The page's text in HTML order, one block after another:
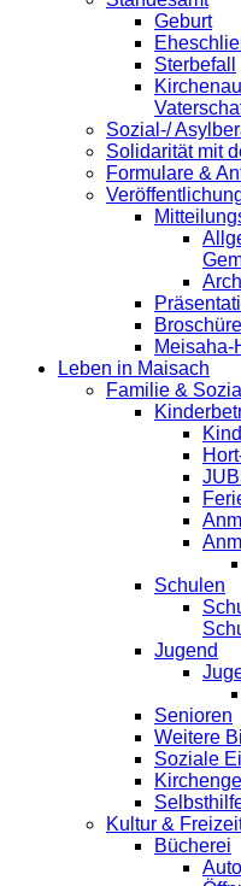
Geburt
Sterbefall
Sozial-/
Solidarität mit
Formulare &
Meisaha-
Leben in Maisach
Familie &
Schulen
Jugend
Senioren
Weitere
Soziale
Kultur &
Bücherei